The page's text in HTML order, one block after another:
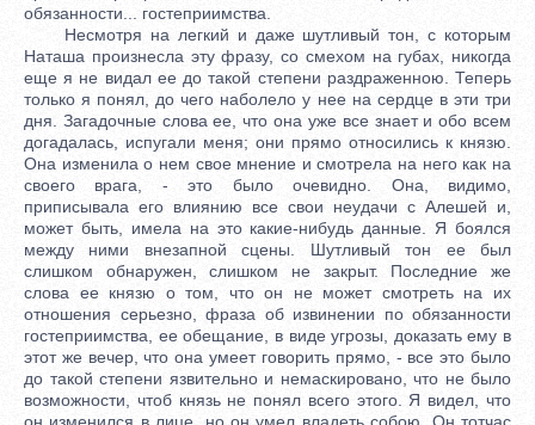
обязанности... гостеприимства.
Несмотря на легкий и даже шутливый тон, с которым
Наташа произнесла эту фразу, со смехом на губах, никогда
еще я не видал ее до такой степени раздраженною. Теперь
только я понял, до чего наболело у нее на сердце в эти три
дня. Загадочные слова ее, что она уже все знает и обо всем
догадалась, испугали меня; они прямо относились к князю.
Она изменила о нем свое мнение и смотрела на него как на
своего врага, - это было очевидно. Она, видимо,
приписывала его влиянию все свои неудачи с Алешей и,
может быть, имела на это какие-нибудь данные. Я боялся
между ними внезапной сцены. Шутливый тон ее был
слишком обнаружен, слишком не закрыт. Последние же
слова ее князю о том, что он не может смотреть на их
отношения серьезно, фраза об извинении по обязанности
гостеприимства, ее обещание, в виде угрозы, доказать ему в
этот же вечер, что она умеет говорить прямо, - все это было
до такой степени язвительно и немаскировано, что не было
возможности, чтоб князь не понял всего этого. Я видел, что
он изменился в лице, но он умел владеть собою. Он тотчас